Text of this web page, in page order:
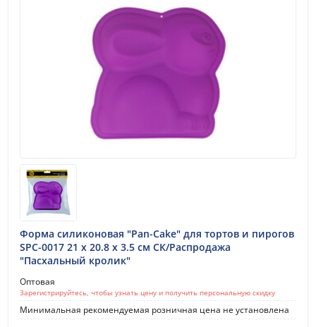
Форма силиконовая "Pan-Cake" для тортов и пирогов
SPC-0017 21 x 20.8 x 3.5 см СК/Распродажа
"Пасхальный кролик"
Оптовая
Зарегистрируйтесь, чтобы узнать цену и получить персональную скидку
Минимальная рекомендуемая розничная цена не установлена